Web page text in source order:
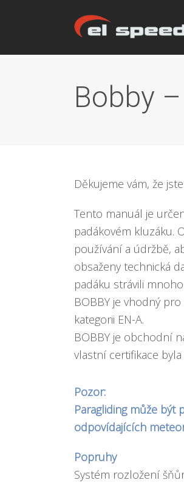
Bobby
Děkujeme vám, že
Tento manuál je
padákovém kluzáku.
používání a údržbě,
obsaženy technická
padáku strávili
BOBBY je vhodný
kategorii EN-A.
BOBBY je obchodní
vlastní certifikace
Pozor:
Paragliding může být
odpovídajících
Popruhy
Systém rozložení